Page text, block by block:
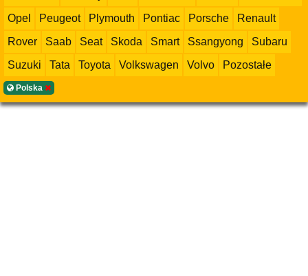
Opel
Peugeot Plymouth Pontiac Porsche
Renault
Rover
Saab Seat Skoda Smart Ssangyong
Subaru
Suzuki
Tata Toyota Volkswagen Volvo Pozostałe
Polska